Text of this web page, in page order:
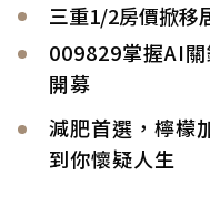
三重1/2房價掀移
009829掌握AI
開募
減肥首選，檸檬
到你懷疑人生